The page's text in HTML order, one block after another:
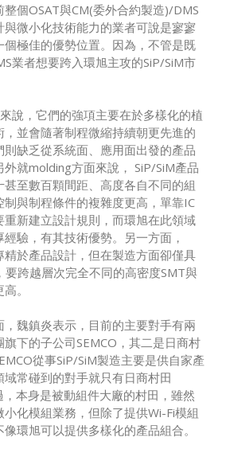
個OSAT與CM(委外合約製造)/DMS
微小化技術能力的業者可說是寥寥
極佳的優勢位置。因為，不管是既
業者想要跨入環旭主攻的SiP/SiM市
說，它們的強項主要在於多樣化的植
並會隨著制程微縮持續朝更先進的
缺乏從系統面、應用面出發的產品
就molding方面來說， SiP/SiM產品
至數百顆間距、高度各自不同的組
與制程條件的複雜度更高，單靠IC
新建立設計規則，而環旭在此領域
驗，有其技術優勢。另一方面，
精於產品設計，但在製造方面卻僅具
要跨越層次完全不同的高密度SMT與
。
魏鎮炎表示，目前的主要對手有兩
下的子公司SEMCO，其二是日商村
從事SiP/SiM製造主要是供自家產
常碰到的對手就只有日商村田
本身是被動組件大廠的村田，雖然
化模組業務，但除了提供Wi-Fi模組
環旭可以提供多樣化的產品組合。